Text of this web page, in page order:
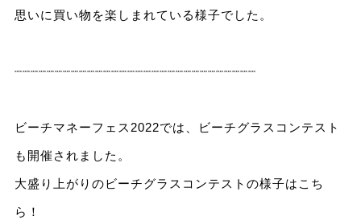
思いに買い物を楽しまれている様子でした。
┈┈┈┈┈┈┈┈┈┈┈┈┈┈┈┈┈┈┈┈┈┈┈┈┈┈┈┈┈┈
ビーチマネーフェス2022では、ビーチグラスコンテスト
も開催されました。
大盛り上がりのビーチグラスコンテストの様子はこち
ら！